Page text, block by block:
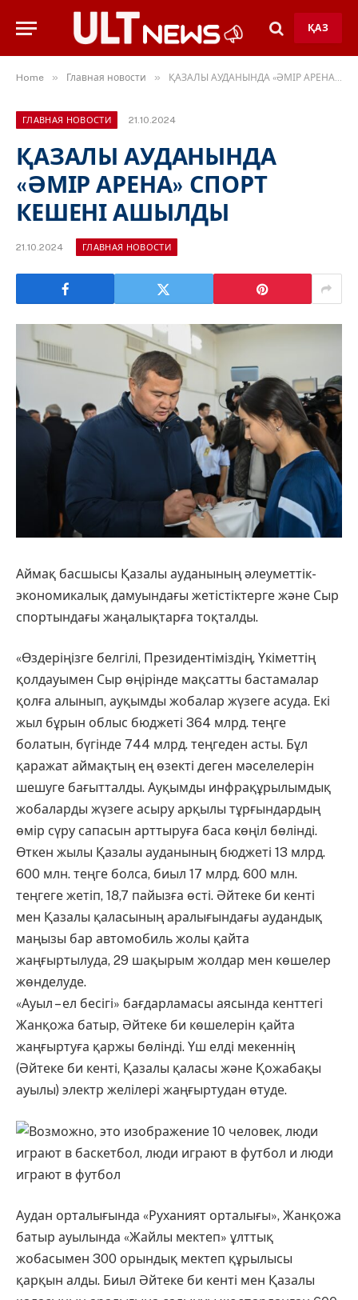
ҚАЗ
Home » Главная новости » ҚАЗАЛЫ АУДАНЫНДА «ӘМІР АРЕНА» СПОРТ КЕШЕНІ АШЫЛДЫ
ГЛАВНАЯ НОВОСТИ 21.10.2024
ҚАЗАЛЫ АУДАНЫНДА
«ӘМІР АРЕНА» СПОРТ
КЕШЕНІ АШЫЛДЫ
21.10.2024 ГЛАВНАЯ НОВОСТИ
Аймақ басшысы Қазалы ауданының әлеуметтік-
экономикалық дамуындағы жетістіктерге және Сыр
спортындағы жаңалықтарға тоқталды.
«Өздеріңізге белгілі, Президентіміздің, Үкіметтің
қолдауымен Сыр өңірінде мақсатты бастамалар
қолға алынып, ауқымды жобалар жүзеге асуда. Екі
жыл бұрын облыс бюджеті 364 млрд. теңге
болатын, бүгінде 744 млрд. теңгеден асты. Бұл
қаражат аймақтың ең өзекті деген мәселелерін
шешуге бағытталды. Ауқымды инфрақұрылымдық
жобаларды жүзеге асыру арқылы тұрғындардың
өмір сүру сапасын арттыруға баса көңіл бөлінді.
Өткен жылы Қазалы ауданының бюджеті 13 млрд.
600 млн. теңге болса, биыл 17 млрд. 600 млн.
теңгеге жетіп, 18,7 пайызға өсті. Әйтеке би кенті
мен Қазалы қаласының аралығындағы аудандық
маңызы бар автомобиль жолы қайта
жаңғыртылуда, 29 шақырым жолдар мен көшелер
жөнделуде.
«Ауыл – ел бесігі» бағдарламасы аясында кенттегі
Жанқожа батыр, Әйтеке би көшелерін қайта
жаңғыртуға қаржы бөлінді. Үш елді мекеннің
(Әйтеке би кенті, Қазалы қаласы және Қожабақы
ауылы) электр желілері жаңғыртудан өтуде.
Аудан орталығында «Руханият орталығы», Жанқожа
батыр ауылында «Жайлы мектеп» ұлттық
жобасымен 300 орындық мектеп құрылысы
қарқын алды. Биыл Әйтеке би кенті мен Қазалы